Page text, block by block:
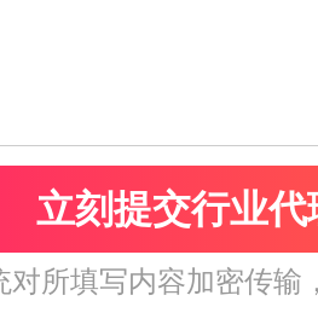
对所填写内容加密传输